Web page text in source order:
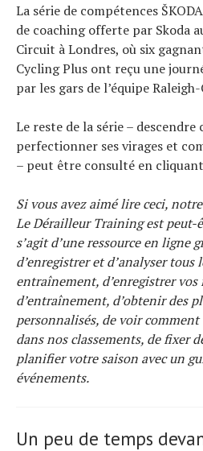
La série de compétences
de coaching offerte par Skoda
Circuit à Londres, où six
Cycling Plus ont reçu une
par les gars de l’équipe Raleigh-
Le reste de la série – descendre
perfectionner ses virages et
– peut être consulté en
Si vous avez aimé lire ceci,
Le Dérailleur Training est peut-
s’agit d’une ressource en ligne
d’enregistrer et d’analyser tous
entraînement, d’enregistrer
d’entraînement, d’obtenir des
personnalisés, de voir comment
dans nos classements, de fixer
planifier votre saison avec un
événements.
Un peu de temps